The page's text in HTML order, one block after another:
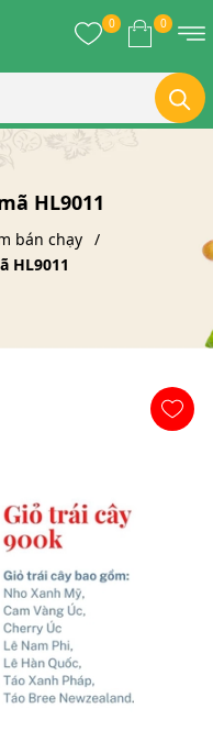
0 0
HL9011
bán chạy
HL9011